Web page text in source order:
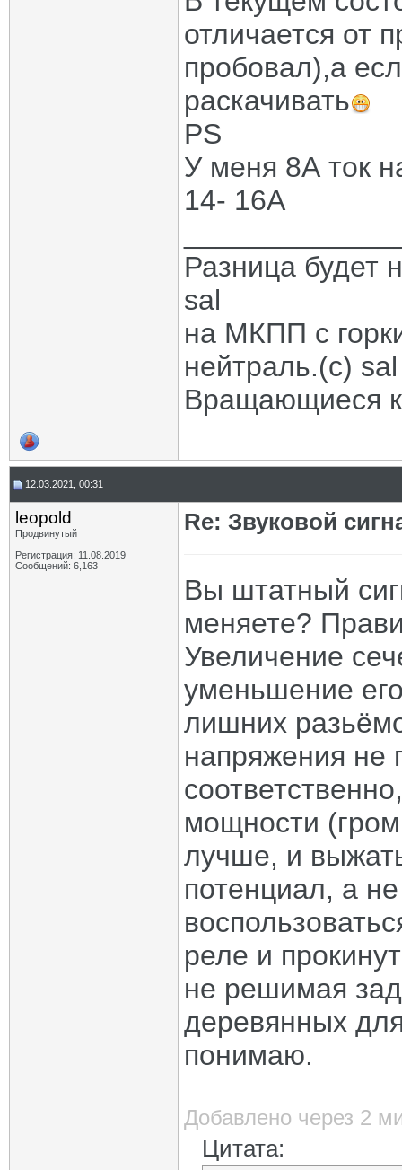
отличается от
пробовал),а
раскачивать
PS
У меня 8А ток
14- 16А
Разница будет
sal
на МКПП с
нейтраль.(с) sal
Вращающиеся
12.03.2021, 00:31
leopold
Продвинутый
Регистрация: 11.08.2019
Сообщений: 6,163
Re: Звуковой
Вы штатный
меняете?
Увеличение
уменьшение
лишних
напряжения не
мощности
лучше, и
потенциал, а
реле и
не решимая
деревянных
понимаю.
Добавлено через 2
Цитата: